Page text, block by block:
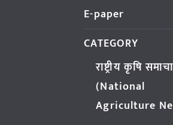
E-paper
CATEGORY
राष्ट्रीय कृषि
(National
Agriculture